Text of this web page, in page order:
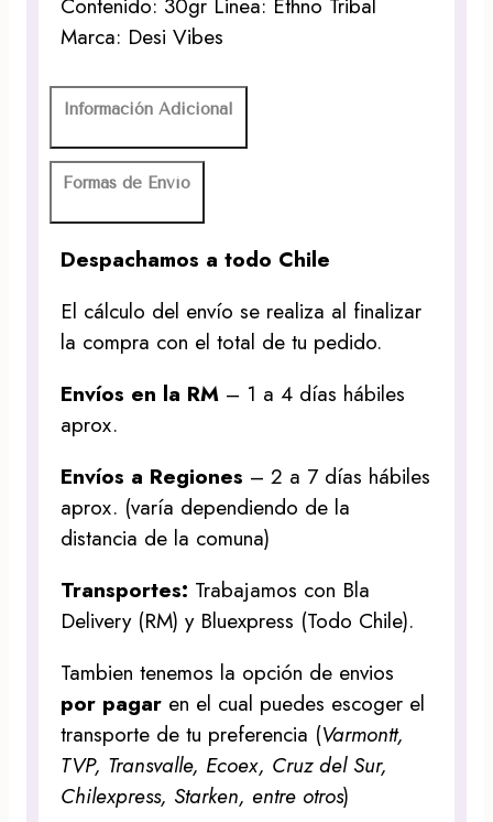
Contenido: 30gr Linea: Ethno Tribal
Marca: Desi Vibes
Información Adicional
Formas de Envío
Despachamos a todo Chile
El cálculo del envío se realiza al finalizar
la compra con el total de tu pedido.
Envíos en la RM – 1 a 4 días hábiles
aprox.
Envíos a Regiones – 2 a 7 días hábiles
aprox. (varía dependiendo de la
distancia de la comuna)
Transportes: Trabajamos con Bla
Delivery (RM) y Bluexpress (Todo Chile).
Tambien tenemos la opción de envios
por pagar en el cual puedes escoger el
transporte de tu preferencia (Varmontt,
TVP, Transvalle, Ecoex, Cruz del Sur,
Chilexpress, Starken, entre otros)